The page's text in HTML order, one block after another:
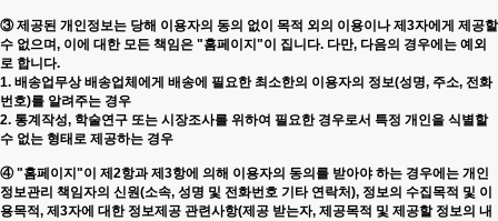
③ 제공된 개인정보는 당해 이용자의 동의 없이 목적 외의 이용이나 제3자에게 제공할
수 없으며, 이에 대한 모든 책임은 "홈페이지"이 집니다. 다만, 다음의 경우에는 예외
로 합니다.
1. 배송업무상 배송업체에게 배송에 필요한 최소한의 이용자의 정보(성명, 주소, 전화
번호)를 알려주는 경우
2. 통계작성, 학술연구 또는 시장조사를 위하여 필요한 경우로서 특정 개인을 식별할
수 없는 형태로 제공하는 경우
④ "홈페이지"이 제2항과 제3항에 의해 이용자의 동의를 받아야 하는 경우에는 개인
정보관리 책임자의 신원(소속, 성명 및 전화번호 기타 연락처), 정보의 수집목적 및 이
용목적, 제3자에 대한 정보제공 관련사항(제공 받는자, 제공목적 및 제공할 정보의 내